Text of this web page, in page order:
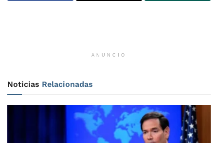
ANUNCIO
Noticias Relacionadas